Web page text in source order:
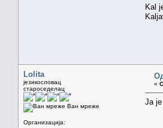
Kal
Lolita
језикословац
староседелац
Ван мреже
Организација:
«
Ja